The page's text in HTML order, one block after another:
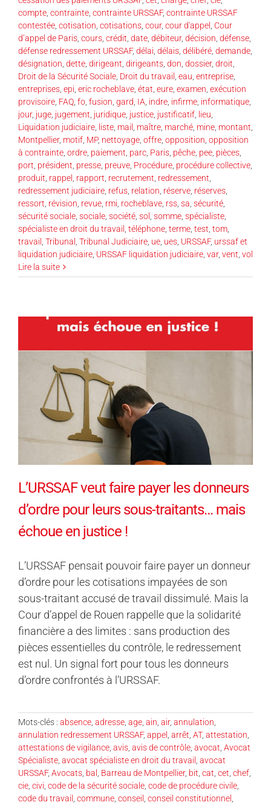
compte, contrainte, contrainte URSSAF, contrainte URSSAF
contestée, cotisation, cotisations, cour, cour d'appel , Cour
d’appel de Paris, cours, crédit, date, débiteur, décision, défense,
défense redressement URSSAF, délai, délais, délibéré, demande,
désignation, dette, dirigeant, dirigeants, don, dossier, droit,
Droit de la Sécurité Sociale, Droit du travail , eau, entreprise,
entreprises, epi, eric rocheblave, état, eure, examen, exécution
provisoire, FAQ, fo, fusion, gard, IA, indre, infirme, informatique,
jour, juge, jugement, juridique, justice, justificatif, lieu,
Liquidation judiciaire, liste, mail , maître, marché, mine, montant,
Montpellier, motif, MP, nettoyage, offre, opposition, opposition
à contrainte, ordre, paiement, parc, Paris, pêche, pee, pièces,
port, président, presse, preuve, Procédure, procédure collective,
produit, rappel , rapport, recrutement, redressement,
redressement judiciaire, refus, relation, réserve, réserves,
ressort, révision, revue, rmi, rocheblave, rss, sa, sécurité,
sécurité sociale, sociale, société, sol , somme, spécialiste,
spécialiste en droit du travail , téléphone, terme, test, tom,
travail , Tribunal , Tribunal Judiciaire, ue, ues, URSSAF, urssaf et
liquidation judiciaire, URSSAF liquidation judiciaire, var, vent, vol
Lire la suite
L’URSSAF veut faire payer les donneurs
d’ordre pour leurs sous-traitants… mais
échoue en justice !
L’URSSAF pensait pouvoir faire payer un donneur
d’ordre pour les cotisations impayées de son
sous-traitant accusé de travail dissimulé. Mais la
Cour d’appel de Rouen rappelle que la solidarité
financière a des limites : sans production des
pièces essentielles du contrôle, le redressement
est nul. Un signal fort pour tous les donneurs
d’ordre confrontés à l’URSSAF.
Mots-clés : absence adresse age ain air, annulation
annulation redressement URSSAF, appel arrêt AT, attestation
attestations de vigilance avis avis de contrôle avocat Avocat
Spécialiste avocat spécialiste en droit du travail
avocat
URSSAF, Avocats bal Barreau de Montpellier, bit cat cet chef
cie civi code de la sécurité sociale code de procédure civile
code du travail
commune conseil conseil constitutionnel